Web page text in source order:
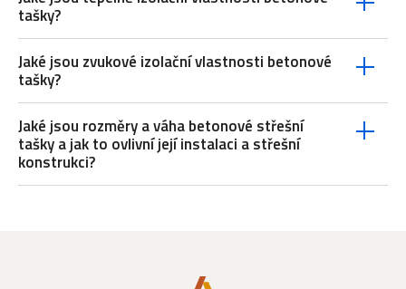
tašky?
Jaké jsou zvukové izolační vlastnosti betonové
tašky?
Jaké jsou rozměry a váha betonové střešní
tašky a jak to ovlivní její instalaci a střešní
konstrukci?